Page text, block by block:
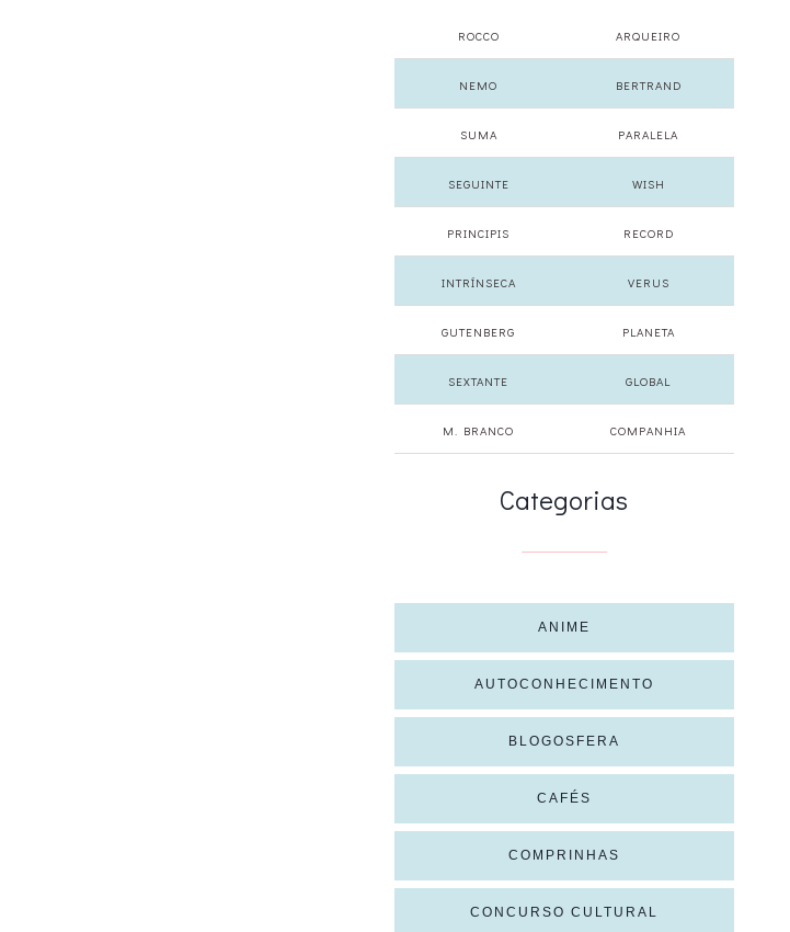
ROCCO ARQUEIRO
NEMO BERTRAND
SUMA PARALELA
SEGUINTE WISH
PRINCIPIS RECORD
INTRÍNSECA VERUS
GUTENBERG PLANETA
SEXTANTE GLOBAL
M. BRANCO COMPANHIA
Categorias
ANIME
AUTOCONHECIMENTO
BLOGOSFERA
CAFÉS
COMPRINHAS
CONCURSO CULTURAL